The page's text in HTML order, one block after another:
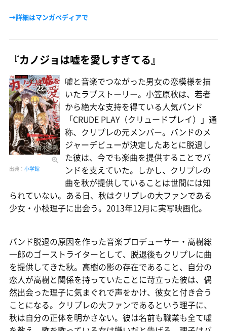
→詳細はマンガペディアで
『カノジョは嘘を愛しすぎてる』
出典： 小学館
嘘と音楽でつながった男女の恋模様を描
いたラブストーリー。小笠原秋は、若者
から絶大な支持を得ている人気バンド
「CRUDE PLAY（クリュードプレイ）」通
称、クリプレの元メンバー。バンドのメ
ジャーデビューが決定したあとに脱退し
た彼は、今でも楽曲を提供することでバ
ンドを支えていた。しかし、クリプレの
曲を秋が提供していることは世間には知
られていない。ある日、秋はクリプレの大ファンである
少女・小枝理子に出会う。2013年12月に実写映画化。
バンド脱退の原因を作った音楽プロデューサー・高樹総
一郎のゴーストライターとして、脱退後もクリプレに曲
を提供してきた秋。高樹の影の存在であること、自分の
恋人が高樹と関係を持っていたことに苛立った彼は、偶
然出会った理子に気まぐれで声をかけ、彼女と付き合う
ことになる。クリプレの大ファンであるという理子に、
秋は自分の正体を明かさない。彼は名前も職業も全て嘘